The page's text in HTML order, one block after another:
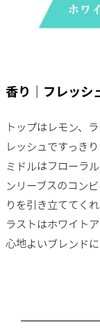
香り｜フレッシ
トップはレモン、
レッシュですっき
ミドルはフローラ
ンリーブスのコン
りを引き立ててくれ
ラストはホワイト
心地よいブレンド